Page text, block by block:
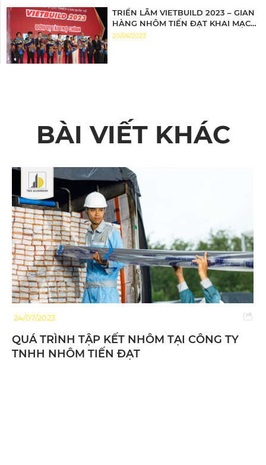
TRIỂN LÃM VIETBUILD 2023 – GIAN
HÀNG NHÔM TIẾN ĐẠT KHAI MẠC
ĐẦY ẤN TƯỢNG
20/06/2023
BÀI VIẾT KHÁC
24/07/2023
QUÁ TRÌNH TẬP KẾT NHÔM TẠI CÔNG TY
TNHH NHÔM TIẾN ĐẠT